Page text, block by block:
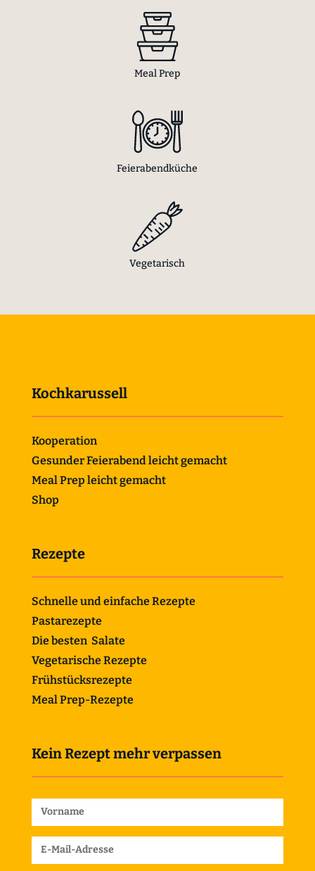
Meal Prep
Feierabendküche
Vegetarisch
Kochkarussell
Kooperation
Gesunder Feierabend leicht gemacht
Meal Prep leicht gemacht
Shop
Rezepte
Schnelle und einfache Rezepte
Pastarezepte
Die besten Salate
Vegetarische Rezepte
Frühstücksrezepte
Meal Prep-Rezepte
Kein Rezept mehr verpassen